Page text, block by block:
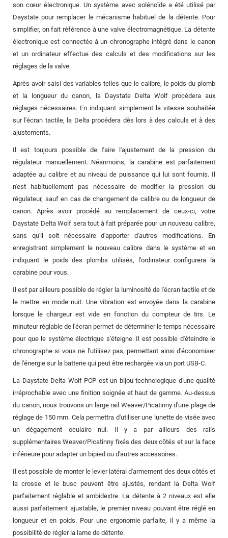
son cœur électronique. Un système avec solénoïde a été utilisé par
Daystate pour remplacer le mécanisme habituel de la détente. Pour
simplifier, on fait référence à une valve électromagnétique. La détente
électronique est connectée à un chronographe intégré dans le canon
et un ordinateur effectue des calculs et des modifications sur les
réglages de la valve.
Après avoir saisi des variables telles que le calibre, le poids du plomb
et la longueur du canon, la Daystate Delta Wolf procédera aux
réglages nécessaires. En indiquant simplement la vitesse souhaitée
sur l'écran tactile, la Delta procédera dès lors à des calculs et à des
ajustements.
Il est toujours possible de faire l'ajustement de la pression du
régulateur manuellement. Néanmoins, la carabine est parfaitement
adaptée au calibre et au niveau de puissance qui lui sont fournis. Il
n'est habituellement pas nécessaire de modifier la pression du
régulateur, sauf en cas de changement de calibre ou de longueur de
canon. Après avoir procédé au remplacement de ceux-ci, votre
Daystate Delta Wolf sera tout à fait préparée pour un nouveau calibre,
sans qu'il soit nécessaire d'apporter d'autres modifications. En
enregistrant simplement le nouveau calibre dans le système et en
indiquant le poids des plombs utilisés, l'ordinateur configurera la
carabine pour vous.
Il est par ailleurs possible de régler la luminosité de l'écran tactile et de
le mettre en mode nuit. Une vibration est envoyée dans la carabine
lorsque le chargeur est vide en fonction du compteur de tirs. Le
minuteur réglable de l'écran permet de déterminer le temps nécessaire
pour que le système électrique s'éteigne. Il est possible d'éteindre le
chronographe si vous ne l'utilisez pas, permettant ainsi d'économiser
de l'énergie sur la batterie qui peut être rechargée via un port USB-C.
La Daystate Delta Wolf PCP est un bijou technologique d'une qualité
irréprochable avec une finition soignée et haut de gamme. Au-dessus
du canon, nous trouvons un large rail Weaver/Picatinny d'une plage de
réglage de 150 mm. Cela permettra d'utiliser une lunette de visée avec
un dégagement oculaire nul. Il y a par ailleurs des rails
supplémentaires Weaver/Picatinny fixés des deux côtés et sur la face
inférieure pour adapter un bipied ou d'autres accessoires.
Il est possible de monter le levier latéral d'armement des deux côtés et
la crosse et le busc peuvent être ajustés, rendant la Delta Wolf
parfaitement réglable et ambidextre. La détente à 2 niveaux est elle
aussi parfaitement ajustable, le premier niveau pouvant être réglé en
longueur et en poids. Pour une ergonomie parfaite, il y a même la
possibilité de régler la lame de détente.